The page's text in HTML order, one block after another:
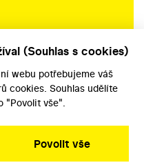
(Souhlas s cookies)
webu potřebujeme váš
cookies. Souhlas udělíte
"Povolit vše".
Povolit vše